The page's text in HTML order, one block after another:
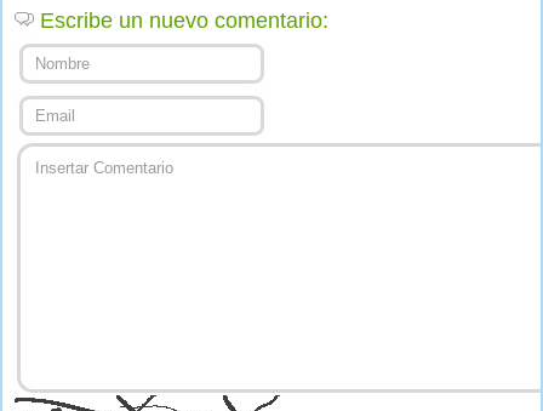
Escribe un nuevo comentario: